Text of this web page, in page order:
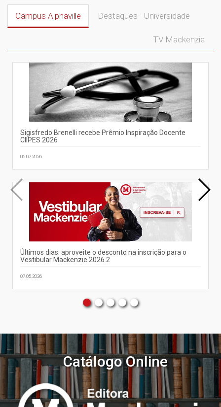
Campus Alphaville Destaques - Universidade
TV Mackenzie
Sigisfredo Brenelli recebe Prêmio Inspiração Docente
CIIPES 2026
06.07.2026
Últimos dias: aproveite o desconto na inscrição para o
Vestibular Mackenzie 2026.2
07.05.2026
Catálogo Online